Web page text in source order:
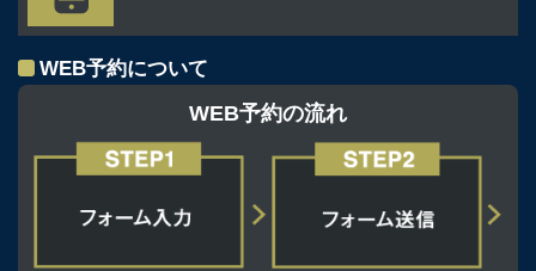
WEB予約について
WEB予約の流れ